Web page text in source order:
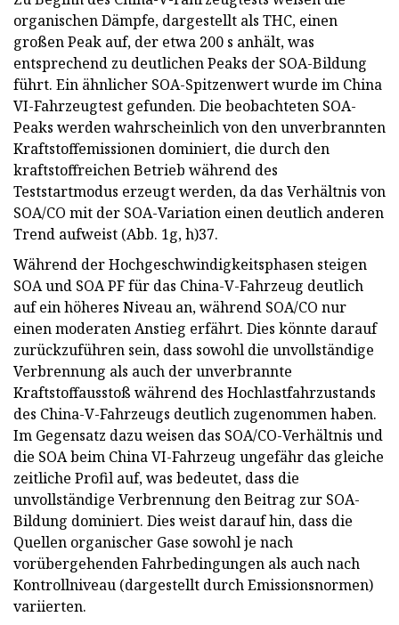
organischen Dämpfe, dargestellt als THC, einen
großen Peak auf, der etwa 200 s anhält, was
entsprechend zu deutlichen Peaks der SOA-Bildung
führt. Ein ähnlicher SOA-Spitzenwert wurde im China
VI-Fahrzeugtest gefunden. Die beobachteten SOA-
Peaks werden wahrscheinlich von den unverbrannten
Kraftstoffemissionen dominiert, die durch den
kraftstoffreichen Betrieb während des
Teststartmodus erzeugt werden, da das Verhältnis von
SOA/CO mit der SOA-Variation einen deutlich anderen
Trend aufweist (Abb. 1g, h)37.
Während der Hochgeschwindigkeitsphasen steigen
SOA und SOA PF für das China-V-Fahrzeug deutlich
auf ein höheres Niveau an, während SOA/CO nur
einen moderaten Anstieg erfährt. Dies könnte darauf
zurückzuführen sein, dass sowohl die unvollständige
Verbrennung als auch der unverbrannte
Kraftstoffausstoß während des Hochlastfahrzustands
des China-V-Fahrzeugs deutlich zugenommen haben.
Im Gegensatz dazu weisen das SOA/CO-Verhältnis und
die SOA beim China VI-Fahrzeug ungefähr das gleiche
zeitliche Profil auf, was bedeutet, dass die
unvollständige Verbrennung den Beitrag zur SOA-
Bildung dominiert. Dies weist darauf hin, dass die
Quellen organischer Gase sowohl je nach
vorübergehenden Fahrbedingungen als auch nach
Kontrollniveau (dargestellt durch Emissionsnormen)
variierten.